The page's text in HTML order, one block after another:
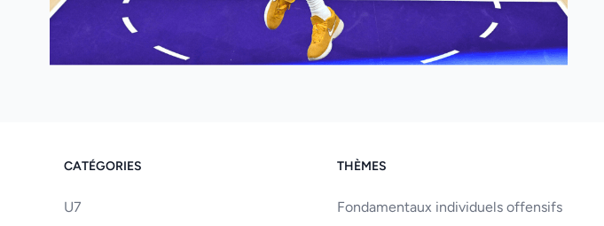
CATÉGORIES
U7
THÈMES
Fondamentaux individuels offensifs